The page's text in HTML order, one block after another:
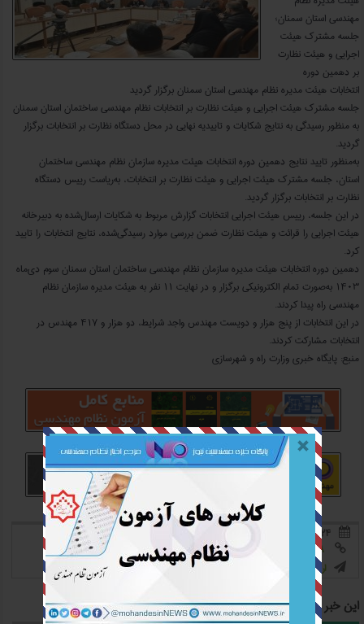
مهندسی استان سمنان؛
جلسه مشترک هیئت
اجرایی و هیئت نظارت
بر دهمین دوره
انتخابات هیئت مدیره نظام مهندسی استان سمنان برگزار گردید
جلسه مشترک هیئت اجرایی و هیئت نظارت بر انتخابات نظام مهندسی ساختمان استان سمنان
به منظور رسیدگی به نتایج شکایات و تاییدیه نهایی در محل دستگاه نظارت بر انتخابات برگزار
گردید.
به‌منظور تایید نتایج دهمین دوره انتخابات هیئت مدیره سازمان نظام مهندسی ساختمان
استان، جلسه مشترک هیئت اجرایی و هیئت نظارت بر انتخابات، به‌ریاست رییس دستگاه
نظارت بر انتخابات برگزار گردید.
در این جلسه، رییس هیئت اجرایی انتخابات گزارش مربوط به شکایات ارسال‌شده به دبیرخانه
هیئت اجرایی را قرائت و هیئت نظارت ضمن بررسی موارد رسیدگی‌شده، نتایج انتخابات را تایید
کرد.
دهمین دوره انتخابات هیئت مدیره سازمان نظام مهندسی ساختمان استان سمنان سوم دی‌ماه
۱۴۰۳ به‌صورت تمام الکترونیکی برگزار و در نهایت ۱۱ نفر به هیئت مدیره سازمان نظام
مهندسی راه پیدا کردند.
در این انتخابات از پنج هزار و دویست مهندس واجد شرایط، دو هزار و ۴۱۷ مهندس در
انتخابات مشارکت کردند.
منبع: پایگاه خبری وزارت راه و شهرسازی
 ۲۴ دی ۰۳ 

https://mohandesinnews.ir/?pID=031024008
 ارسال به دیگران امتیاز به این خبر:0

0

این خبر را به اشتراک بگذارید